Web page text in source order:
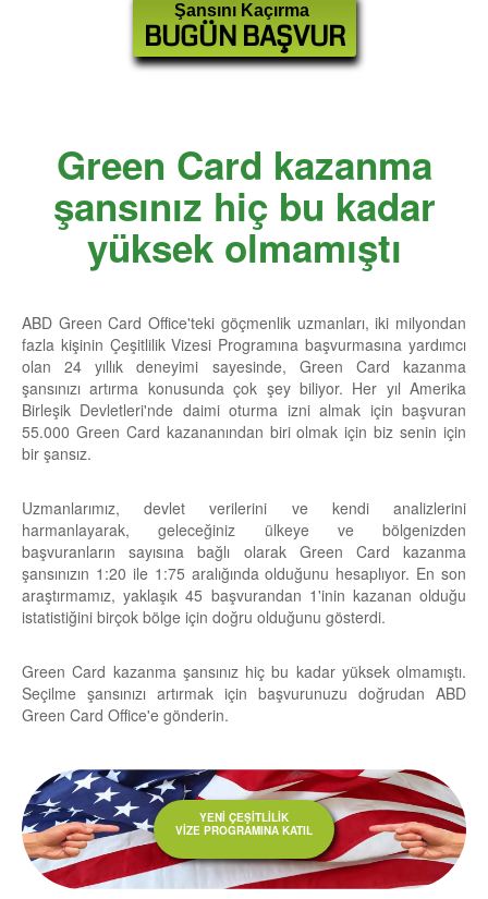
Şansını Kaçırma
BUGÜN BAŞVUR
Green Card kazanma
şansınız hiç bu kadar
yüksek olmamıştı
ABD Green Card Office'teki göçmenlik uzmanları, iki milyondan
fazla kişinin Çeşitlilik Vizesi Programına başvurmasına yardımcı
olan 24 yıllık deneyimi sayesinde, Green Card kazanma
şansınızı artırma konusunda çok şey biliyor. Her yıl Amerika
Birleşik Devletleri'nde daimi oturma izni almak için başvuran
55.000 Green Card kazananından biri olmak için biz senin için
bir şansız.
Uzmanlarımız, devlet verilerini ve kendi analizlerini
harmanlayarak, geleceğiniz ülkeye ve bölgenizden
başvuranların sayısına bağlı olarak Green Card kazanma
şansınızın 1:20 ile 1:75 aralığında olduğunu hesaplıyor. En son
araştırmamız, yaklaşık 45 başvurandan 1'inin kazanan olduğu
istatistiğini birçok bölge için doğru olduğunu gösterdi.
Green Card kazanma şansınız hiç bu kadar yüksek olmamıştı.
Seçilme şansınızı artırmak için başvurunuzu doğrudan ABD
Green Card Office'e gönderin.
YENİ ÇEŞİTLİLİK
VİZE PROGRAMINA KATIL